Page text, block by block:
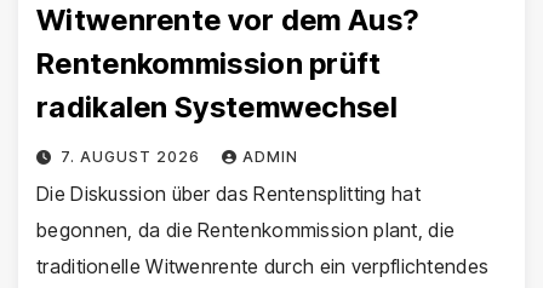
Witwenrente vor dem Aus?
Rentenkommission prüft
radikalen Systemwechsel
7. AUGUST 2026 ADMIN
Die Diskussion über das Rentensplitting hat
begonnen, da die Rentenkommission plant, die
traditionelle Witwenrente durch ein verpflichtendes